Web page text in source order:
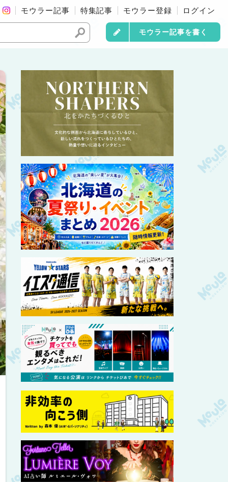
モウラー記事 特集記事 モウラー登録 ログイン
モウラー記事を書く